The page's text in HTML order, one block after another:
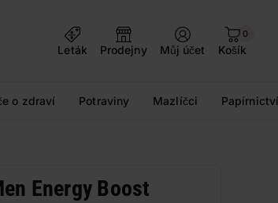
Leták
Prodejny Můj účet
0
Košík
o zdraví Potraviny Mazlíčci
Energy Boost